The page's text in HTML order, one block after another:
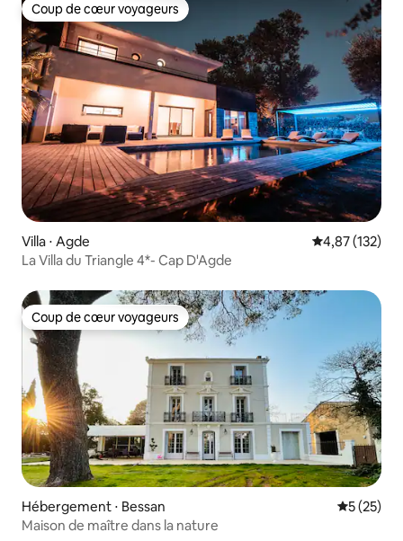
Coup de cœur voyageurs
Coup de cœur voyageurs
Villa ⋅ Agde Évaluation
4,87 (132)
La Villa du Triangle 4*- Cap D'Agde
Coup de cœur voyageurs
Coup de cœur voyageurs
Hébergement ⋅ Bessan
5 (25)
Maison de maître dans la nature